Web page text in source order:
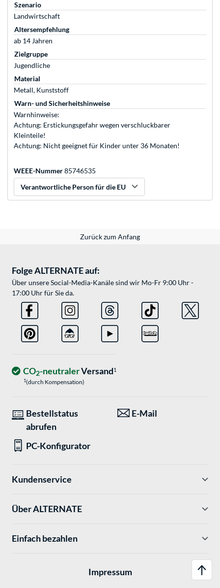
Szenario
Landwirtschaft
Altersempfehlung
ab 14 Jahren
Zielgruppe
Jugendliche
Material
Metall, Kunststoff
Warn- und Sicherheitshinweise
Warnhinweise:
Achtung: Erstickungsgefahr wegen verschluckbarer
Kleinteile!
Achtung: Nicht geeignet für Kinder unter 36 Monaten!
WEEE-Nummer85746535
Verantwortliche Person für die EU
Zurück zum Anfang
Folge ALTERNATE auf:
Über unsere Social-Media-Kanäle sind wir Mo-Fr 9:00 Uhr -
17:00 Uhr für Sie da.
CO2-neutralerVersand1
1(durch Kompensation)
Bestellstatus
abrufen
E-Mail
PC-Konfigurator
Kundenservice
Über ALTERNATE
Einfach bezahlen
Impressum